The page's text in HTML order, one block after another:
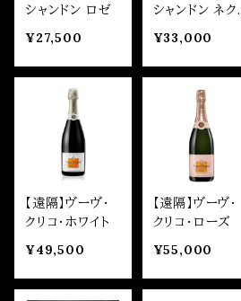
シャンドン ロゼ
¥27,500
シャンドン ネク
¥33,000
【遠隔】ヴーヴ・
クリコ・ホワイト
¥49,500
【遠隔】ヴーヴ・
クリコ・ローズ
¥55,000